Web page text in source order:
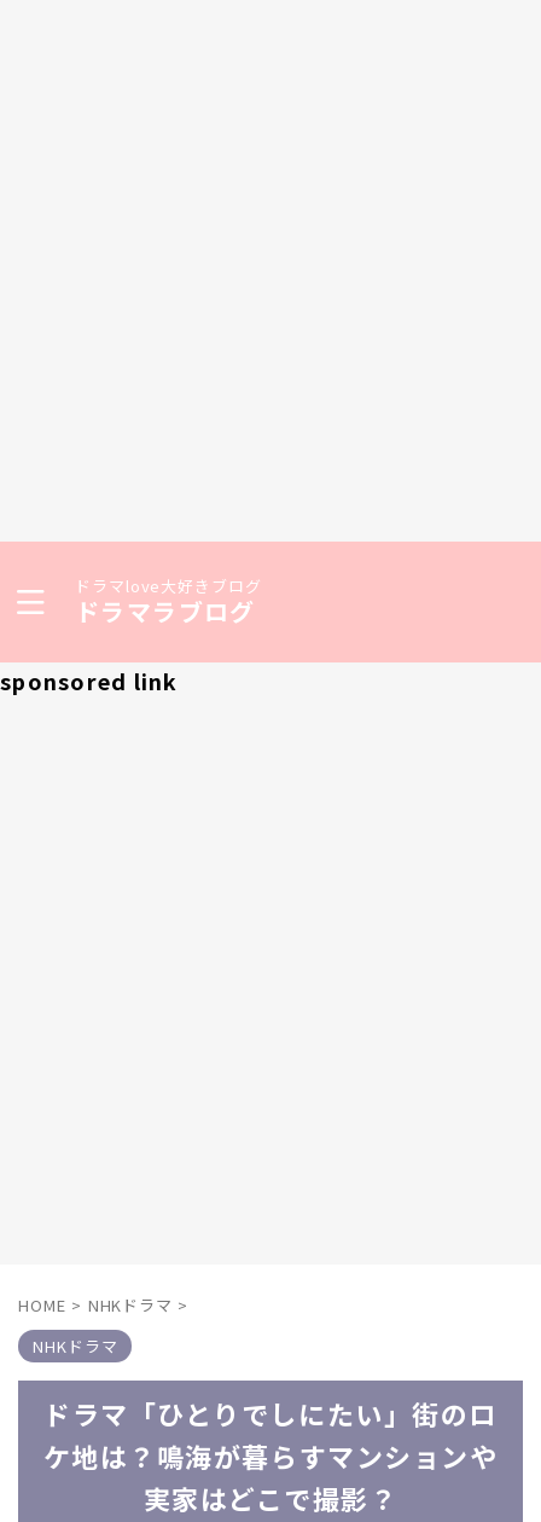
ドラマlove大好きブログ
ドラマラブログ
sponsored link
HOME > NHKドラマ >
NHKドラマ
ドラマ「ひとりでしにたい」街のロ
ケ地は？鳴海が暮らすマンションや
実家はどこで撮影？